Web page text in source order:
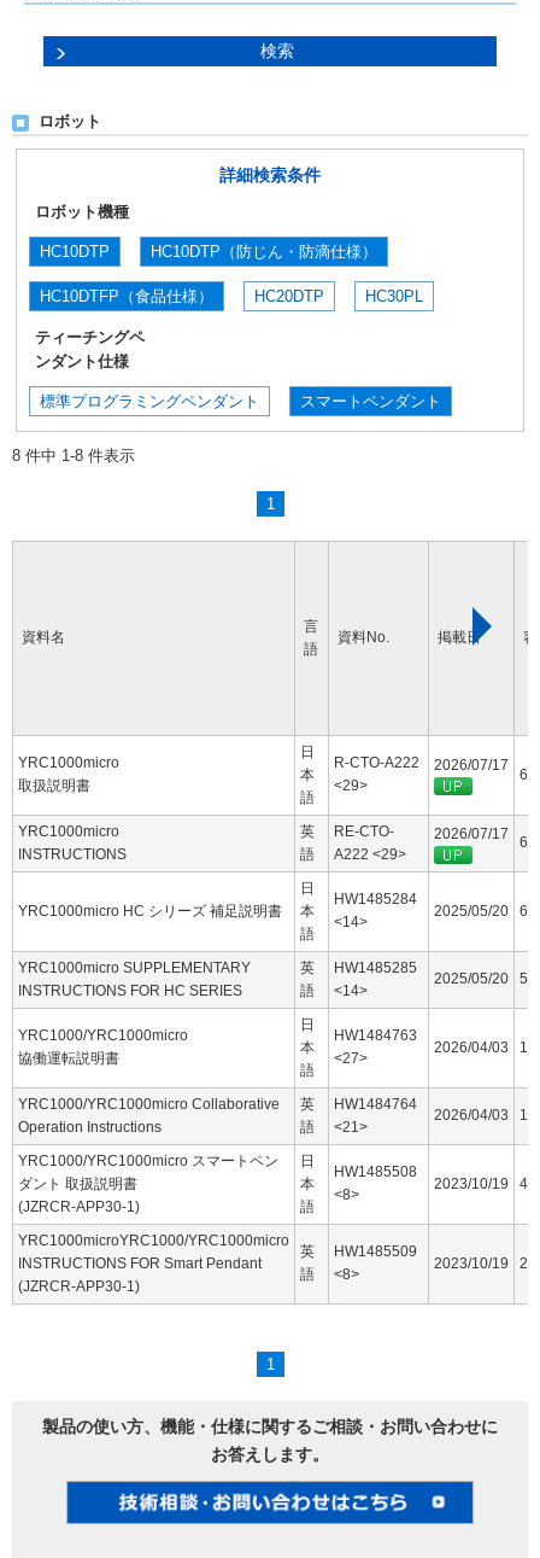
ロボット
詳細検索条件
ロボット機種
HC10DTP HC10DTP（防じん・防滴仕様）
HC10DTFP（食品仕様） HC20DTP HC30PL
ティーチングペ
ンダント仕様
標準プログラミングペンダント スマートペンダント
8 件中 1-8 件表示
1
資料名
言
語
資料No. 掲載日
YRC1000micro
取扱説明書
日
本
語
R-CTO-A222
<29>
2026/07/17
YRC1000micro
INSTRUCTIONS
英
語
RE-CTO-
A222 <29>
2026/07/17
YRC1000micro HC シリーズ 補足説明書
日
本
語
HW1485284
<14>
2025/05/20
YRC1000micro SUPPLEMENTARY
INSTRUCTIONS FOR HC SERIES
英
語
HW1485285
<14>
2025/05/20
YRC1000/YRC1000micro
協働運転説明書
日
本
語
HW1484763
<27>
2026/04/03
YRC1000/YRC1000micro Collaborative
Operation Instructions
英
語
HW1484764
<21>
2026/04/03
YRC1000/YRC1000micro スマートペン
ダント 取扱説明書
(JZRCR-APP30-1)
日
本
語
HW1485508
<8>
2023/10/19
YRC1000microYRC1000/YRC1000micro
INSTRUCTIONS FOR Smart Pendant
(JZRCR-APP30-1)
英
語
HW1485509
<8>
2023/10/19
1
製品の使い方、機能・仕様に関するご相談・お問い合わせに
お答えします。